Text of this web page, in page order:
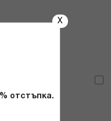
X
отстъпка.